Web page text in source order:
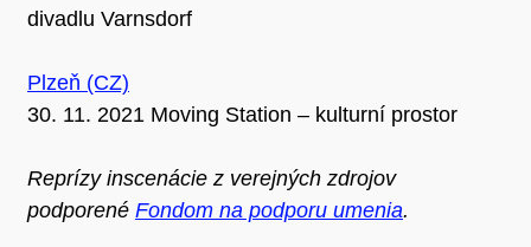
divadlu Varnsdorf
Plzeň (CZ)
30. 11. 2021 Moving Station – kulturní prostor
Reprízy inscenácie z verejných zdrojov
podporené Fondom na podporu umenia.